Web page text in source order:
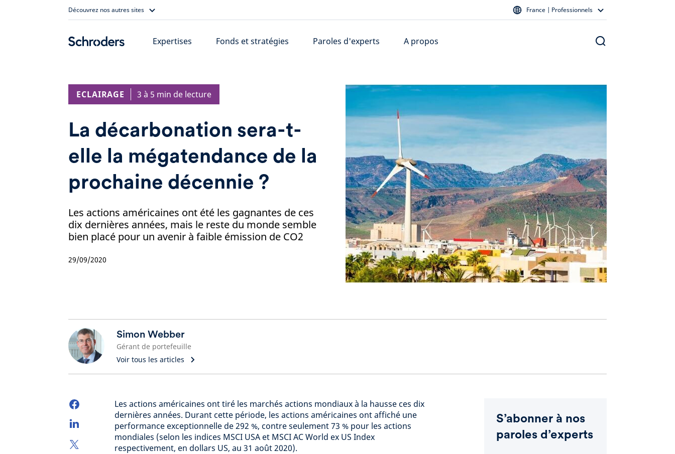
Découvrez nos autres sites France | Professionnels
Expertises Fonds et stratégies Paroles d'experts A propos
ECLAIRAGE 3 à 5 min de lecture
La décarbonation sera-t-
elle la mégatendance de la
prochaine décennie ?
Les actions américaines ont été les gagnantes de ces
dix dernières années, mais le reste du monde semble
bien placé pour un avenir à faible émission de CO2
29/09/2020
Simon Webber
Gérant de portefeuille
Voir tous les articles
Les actions américaines ont tiré les marchés actions mondiaux à la hausse ces dix
dernières années. Durant cette période, les actions américaines ont affiché une
performance exceptionnelle de 292 %, contre seulement 73 % pour les actions
mondiales (selon les indices MSCI USA et MSCI AC World ex US Index
respectivement, en dollars US, au 31 août 2020).
S’abonner à nos
paroles d’experts